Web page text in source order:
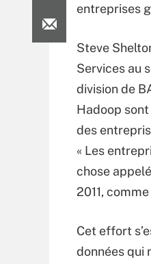
entreprises
Steve
Services au
division de
Hadoop
des
« Les
chose
2011,
Cet effort
données qui